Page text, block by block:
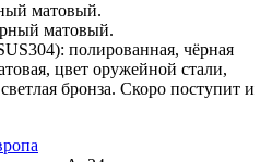
матовый.
матовый.
полированная, чёрная
цвет оружейной стали,
бронза. Скоро поступит и